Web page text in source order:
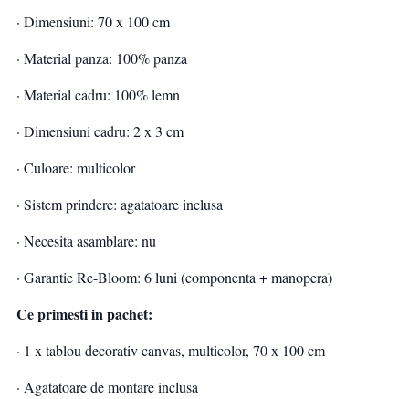
· Dimensiuni: 70 x 100 cm
· Material panza: 100% panza
· Material cadru: 100% lemn
· Dimensiuni cadru: 2 x 3 cm
· Culoare: multicolor
· Sistem prindere: agatatoare inclusa
· Necesita asamblare: nu
· Garantie Re-Bloom: 6 luni (componenta + manopera)
Ce primesti in pachet:
· 1 x tablou decorativ canvas, multicolor, 70 x 100 cm
· Agatatoare de montare inclusa